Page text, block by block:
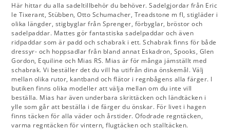
Här hittar du alla sadeltillbehör du behöver. Sadelgjordar från Eric
le Tixerant, Stübben, Otto Schumacher, Treadstone m fl, stigläder i
olika längder, stigbyglar från Sprenger, förbyglar, bröstor och
sadelpaddar. Mattes gör fantastiska sadelpaddar och även
ridpaddar som är padd och schabrak i ett. Schabrak finns för både
dressyr- och hoppsadlar från bland annat Eskadron, Spooks, Glen
Gordon, Equiline och Mias RS. Mias är för många jämställt med
schabrak. Vi beställer det du vill ha utifrån dina önskemål. Välj
mellan olika rutor, kantband och flätor i regnbågens alla färger. I
butiken finns olika modeller att välja mellan om du inte vill
beställa. Mias har även underbara skrittäcken och ländtäcken i
ylle som går att beställa i de färger du önskar. För livet i hagen
finns täcken för alla väder och årstider. Ofodrade regntäcken,
varma regntäcken för vintern, flugtäcken och stalltäcken.